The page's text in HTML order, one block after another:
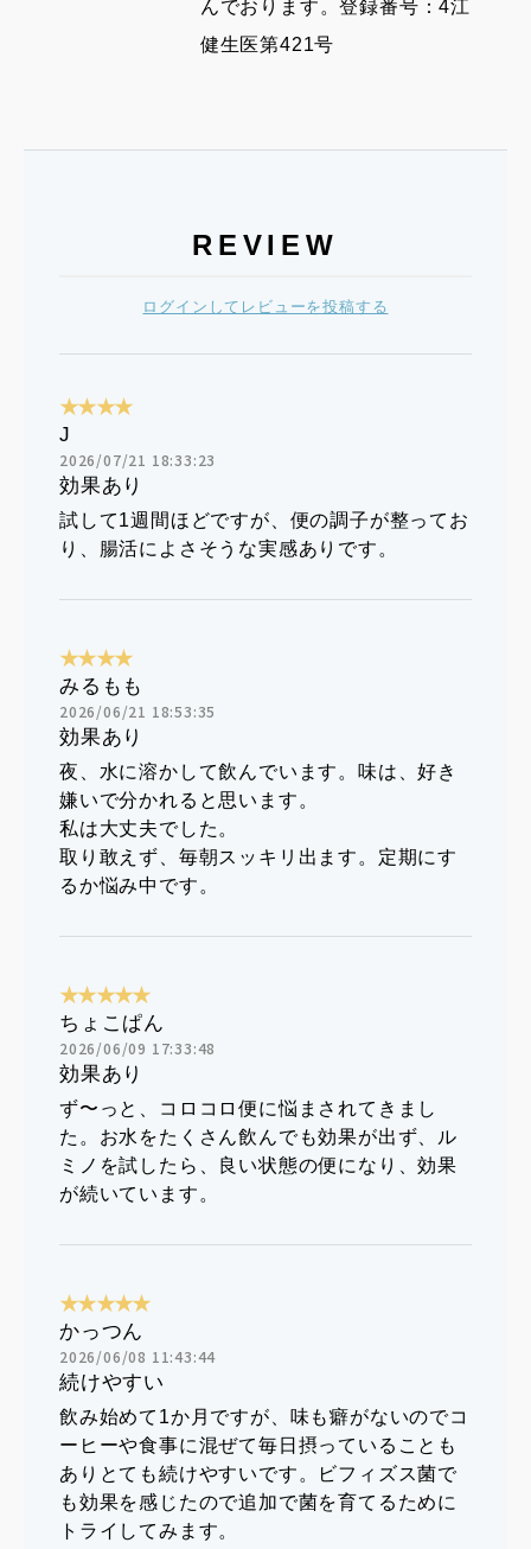
んでおります。登録番号：4江
健生医第421号
REVIEW
ログインしてレビューを投稿する
★★★★
J
2026/07/21 18:33:23
効果あり
試して1週間ほどですが、便の調子が整ってお
り、腸活によさそうな実感ありです。
★★★★
みるもも
2026/06/21 18:53:35
効果あり
夜、水に溶かして飲んでいます。味は、好き
嫌いで分かれると思います。
私は大丈夫でした。
取り敢えず、毎朝スッキリ出ます。定期にす
るか悩み中です。
★★★★★
ちょこぱん
2026/06/09 17:33:48
効果あり
ず〜っと、コロコロ便に悩まされてきまし
た。お水をたくさん飲んでも効果が出ず、ル
ミノを試したら、良い状態の便になり、効果
が続いています。
★★★★★
かっつん
2026/06/08 11:43:44
続けやすい
飲み始めて1か月ですが、味も癖がないのでコ
ーヒーや食事に混ぜて毎日摂っていることも
ありとても続けやすいです。ビフィズス菌で
も効果を感じたので追加で菌を育てるために
トライしてみます。